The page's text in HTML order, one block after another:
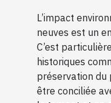
L’impact
neuves est un
C’est
historiques
préservation du
être conciliée